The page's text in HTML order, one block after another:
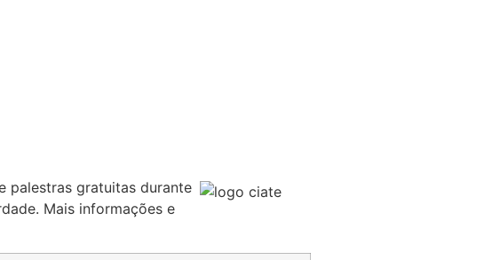
palestras gratuitas durante
Mais informações e